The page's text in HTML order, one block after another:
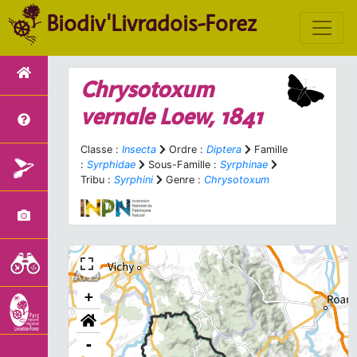
Biodiv'Livradois-Forez
Chrysotoxum
vernaleLoew, 1841
Classe : Insecta Ordre : Diptera
Famille
: Syrphidae Sous-Famille : Syrphinae
Tribu : Syrphini Genre : Chrysotoxum
+
-